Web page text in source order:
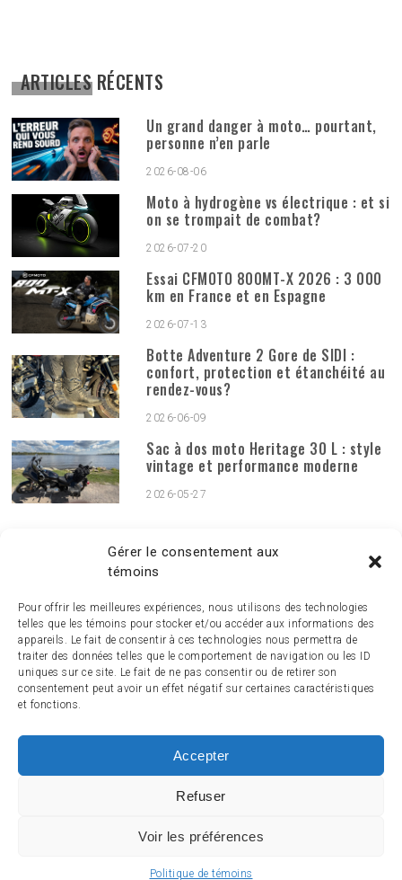
Gérer le consentement aux
témoins
Pour offrir les meilleures expériences, nous utilisons des technologies
telles que les témoins pour stocker et/ou accéder aux informations des
appareils. Le fait de consentir à ces technologies nous permettra de
traiter des données telles que le comportement de navigation ou les ID
uniques sur ce site. Le fait de ne pas consentir ou de retirer son
consentement peut avoir un effet négatif sur certaines caractéristiques
et fonctions.
Accepter
Refuser
Voir les préférences
Politique de témoins
ARTICLES RÉCENTS
Un grand danger à moto… pourtant,
personne n’en parle
2026-08-06
Moto à hydrogène vs électrique : et si
on se trompait de combat?
2026-07-20
Essai CFMOTO 800MT-X 2026 : 3 000
km en France et en Espagne
2026-07-13
Botte Adventure 2 Gore de SIDI :
confort, protection et étanchéité au
rendez-vous?
2026-06-09
Sac à dos moto Heritage 30 L : style
vintage et performance moderne
2026-05-27
PUBLICATIONS MENSUELLES Publications
ACTUALITÉ ARTICLES
© 2014-2024 MagazineMoto.com - Tous droits réservés.